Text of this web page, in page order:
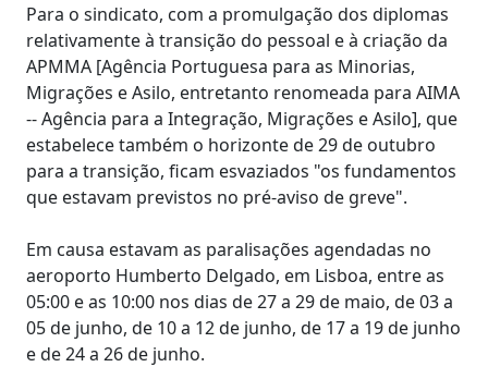
Para o sindicato, com a promulgação dos diplomas
relativamente à transição do pessoal e à criação da
APMMA [Agência Portuguesa para as Minorias,
Migrações e Asilo, entretanto renomeada para AIMA
-- Agência para a Integração, Migrações e Asilo], que
estabelece também o horizonte de 29 de outubro
para a transição, ficam esvaziados "os fundamentos
que estavam previstos no pré-aviso de greve".
Em causa estavam as paralisações agendadas no
aeroporto Humberto Delgado, em Lisboa, entre as
05:00 e as 10:00 nos dias de 27 a 29 de maio, de 03 a
05 de junho, de 10 a 12 de junho, de 17 a 19 de junho
e de 24 a 26 de junho.